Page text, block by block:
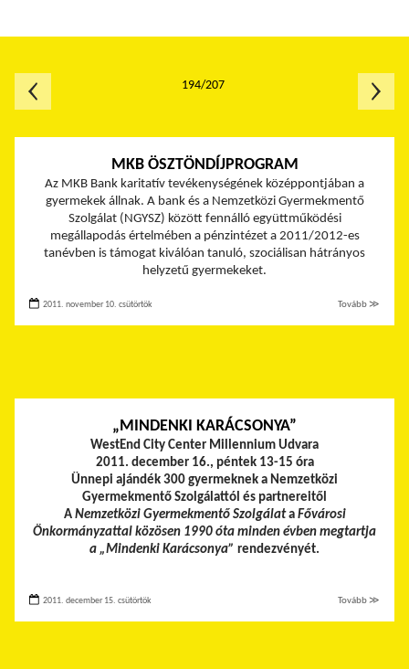
MKB ÖSZTÖNDÍJPROGRAM
Az MKB Bank karitatív tevékenységének középpontjában a
gyermekek állnak. A bank és a Nemzetközi Gyermekmentő
Szolgálat (NGYSZ) között fennálló együttműködési
megállapodás értelmében a pénzintézet a 2011/2012-es
tanévben is támogat kiválóan tanuló, szociálisan hátrányos
helyzetű gyermekeket.
2011. november 10. csütörtök Tovább ≫
„MINDENKI KARÁCSONYA”
WestEnd City Center Millennium Udvara
2011. december 16., péntek 13-15 óra
Ünnepi ajándék 300 gyermeknek a Nemzetközi
Gyermekmentő Szolgálattól és partnereitől
A Nemzetközi Gyermekmentő Szolgálata Fővárosi
Önkormányzattal közösen 1990 óta minden évben megtartja
a „Mindenki Karácsonya” rendezvényét.
2011. december 15. csütörtök Tovább ≫
194/207